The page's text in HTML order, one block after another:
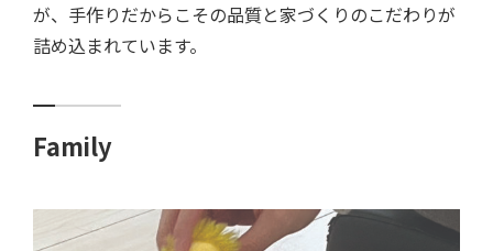
が、手作りだからこその品質と家づくりのこだわりが
詰め込まれています。
Family